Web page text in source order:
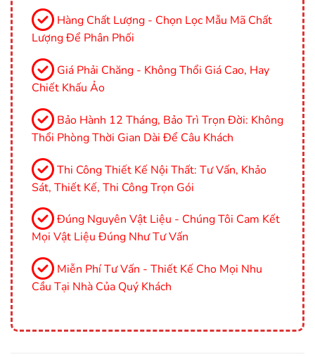
Hàng Chất Lượng - Chọn Lọc Mẫu Mã Chất
Lượng Để Phân Phối
Giá Phải Chăng - Không Thổi Giá Cao, Hay
Chiết Khấu Ảo
Bảo Hành 12 Tháng, Bảo Trì Trọn Đời: Không
Thổi Phòng Thời Gian Dài Để Câu Khách
Thi Công Thiết Kế Nội Thất: Tư Vấn, Khảo
Sát, Thiết Kế, Thi Công Trọn Gói
Đúng Nguyên Vật Liệu - Chúng Tôi Cam Kết
Mọi Vật Liệu Đúng Như Tư Vấn
Miễn Phí Tư Vấn - Thiết Kế Cho Mọi Nhu
Cầu Tại Nhà Của Quý Khách